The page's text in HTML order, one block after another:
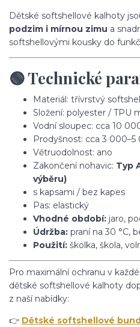
Dětské softshellové kalhoty
podzim i mírnou zimu a
softshellovými kousky do
🟢 Technické
Materiál: třívrstvý
Složení: polyester / TPU
Vodní sloupec: cca 10
Prodyšnost: cca 3
Větruodolnost: ano
Zakončení nohavic: Typ
výběru)
s kapsami / bez kapes
Pas: elastický
Vhodné období: jaro,
Údržba: praní na 30 °C,
Použití: školka, škola,
Pro maximální ochranu v
dětské softshellové kalhoty
z naší nabídky:
👉 Dětské softshellové